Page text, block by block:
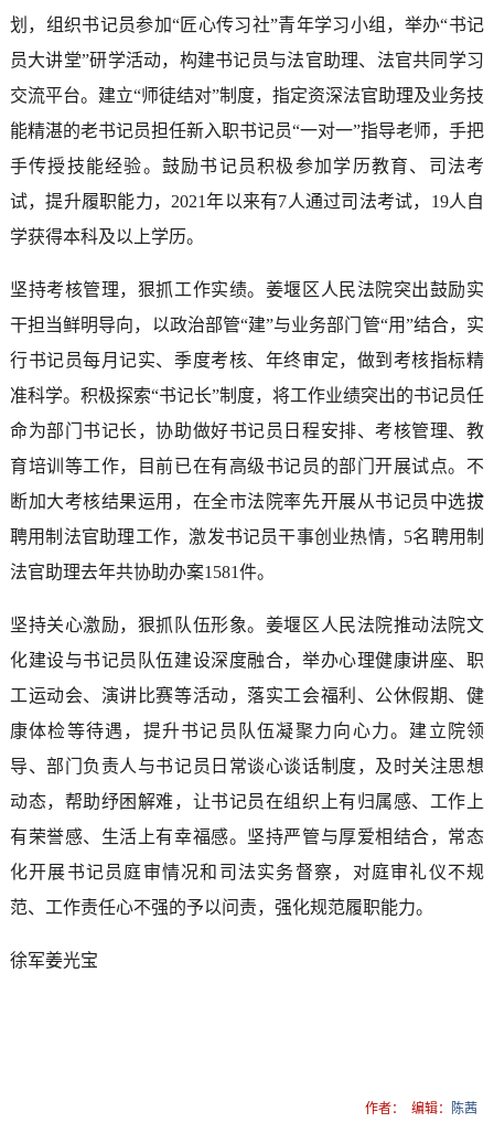
划，组织书记员参加“匠心传习社”青年学习小组，举办“书记
员大讲堂”研学活动，构建书记员与法官助理、法官共同学习
交流平台。建立“师徒结对”制度，指定资深法官助理及业务技
能精湛的老书记员担任新入职书记员“一对一”指导老师，手把
手传授技能经验。鼓励书记员积极参加学历教育、司法考
试，提升履职能力，2021年以来有7人通过司法考试，19人自
学获得本科及以上学历。
坚持考核管理，狠抓工作实绩。姜堰区人民法院突出鼓励实
干担当鲜明导向，以政治部管“建”与业务部门管“用”结合，实
行书记员每月记实、季度考核、年终审定，做到考核指标精
准科学。积极探索“书记长”制度，将工作业绩突出的书记员任
命为部门书记长，协助做好书记员日程安排、考核管理、教
育培训等工作，目前已在有高级书记员的部门开展试点。不
断加大考核结果运用，在全市法院率先开展从书记员中选拔
聘用制法官助理工作，激发书记员干事创业热情，5名聘用制
法官助理去年共协助办案1581件。
坚持关心激励，狠抓队伍形象。姜堰区人民法院推动法院文
化建设与书记员队伍建设深度融合，举办心理健康讲座、职
工运动会、演讲比赛等活动，落实工会福利、公休假期、健
康体检等待遇，提升书记员队伍凝聚力向心力。建立院领
导、部门负责人与书记员日常谈心谈话制度，及时关注思想
动态，帮助纾困解难，让书记员在组织上有归属感、工作上
有荣誉感、生活上有幸福感。坚持严管与厚爱相结合，常态
化开展书记员庭审情况和司法实务督察，对庭审礼仪不规
范、工作责任心不强的予以问责，强化规范履职能力。
徐军姜光宝
作者： 编辑： 陈茜